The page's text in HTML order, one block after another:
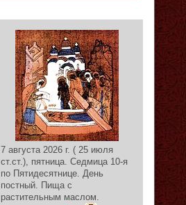
7 августа 2026 г. ( 25 июля
ст.ст.), пятница. Седмица 10-я
по Пятидесятнице. День
постный. Пища с
растительным маслом.